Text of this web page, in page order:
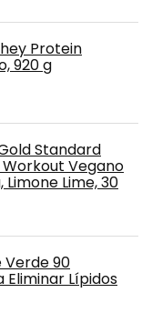
Protein
920 g
Standard
Vegano
Lime, 30
Verde 90
Lípidos